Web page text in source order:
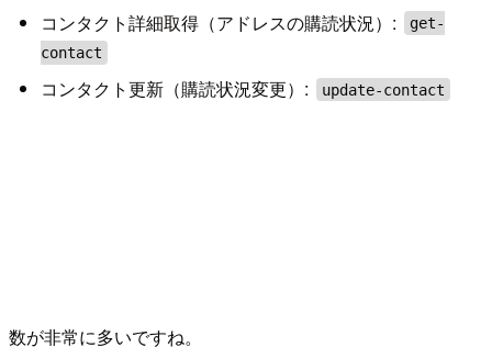
コンタクト詳細取得（アドレスの購読状況）:
get-
contact
コンタクト更新（購読状況変更）: update-contact
数が非常に多いですね。